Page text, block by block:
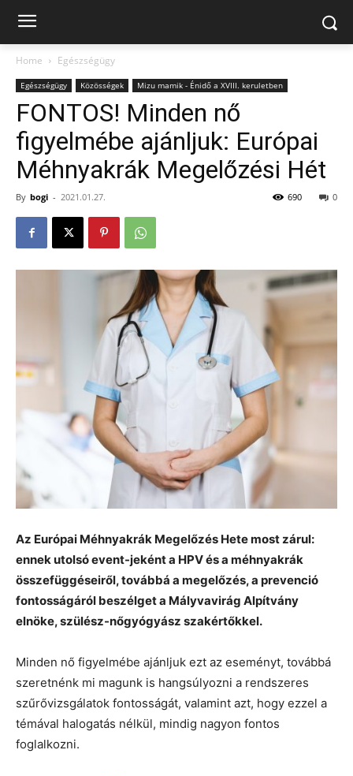
Home Egészségügy
Egészségügy Közösségek Mizu mamik - Énidő a XVIII. keruletben
FONTOS! Minden nő
figyelmébe ajánljuk: Európai
Méhnyakrák Megelőzési Hét
By bogi - 2021.01.27. 0
690
Az Európai Méhnyakrák Megelőzés Hete most zárul:
ennek utolsó event-jeként a HPV és a méhnyakrák
összefüggéseiről, továbbá a megelőzés, a prevenció
fontosságáról beszélget a Mályvavirág Alpítvány
elnöke, szülész-nőgyógyász szakértőkkel.
Minden nő figyelmébe ajánljuk ezt az eseményt, továbbá
szeretnénk mi magunk is hangsúlyozni a rendszeres
szűrővizsgálatok fontosságát, valamint azt, hogy ezzel a
témával halogatás nélkül, mindig nagyon fontos
foglalkozni.